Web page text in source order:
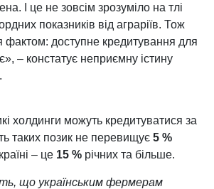
І це не зовсім зрозуміло на тлі
показників від аграріїв. Тож
фактом: доступне кредитування для
– констатує неприємну істину
холдинги можуть кредитуватися за
таких позик не перевищує 5 %
– це 15 % річних та більше.
що українським фермерам